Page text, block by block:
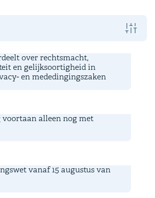
over rechtsmacht,
en gelijksoortigheid in
en mededingingszaken
alleen nog met
vanaf 15 augustus van